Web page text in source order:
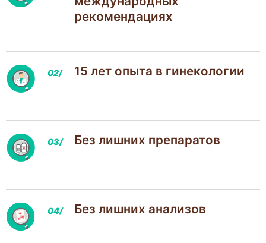
рекомендациях
15 лет опыта в гинекологии
Без лишних препаратов
Без лишних анализов